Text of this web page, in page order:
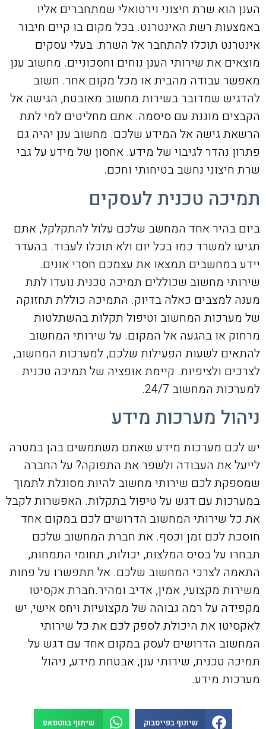
הענן הוא שרת חיצוני וירטואלי שמתחברים אליו
באמצעות רשת האינטרנט. בכל מקום בו קיים חיבור
אינטרנט תוכלו להתחבר אל השרת. בעלי עסקים
מוצאים את שירותי הענן נוחים וחסכוניים. מחשוב ענן
מאפשר עבודה מהבית או מכל מקום אחר. חשוב
להדגיש שמדובר בשירות מחשוב מאובטח, הגישה אל
הקבצים מוגנת עם סיסמה. אתם מחליטים למי לתת
הרשאת גישה אל המידע שלכם. מחשוב ענן יהיה גם
פתרון נהדר לגיבוי של מידע. אחסון של מידע על גבי
שרת חיצוני נחשב בטיחותי וחכם.
תמיכה טכנית לעסקים
ביום בהיר אחד המחשב שלכם עלול להתקלקל, אתם
תגיעו למשרד כמו בכל יום ולא תוכלו לעבוד. בהעדר
יידע במחשבים תמצאו את עצמכם חסרי אונים.
שירותי מחשוב שכוללים תמיכה טכנית נועדו לתת
מענה למצבים כאלה בדיוק. התמיכה כוללת תחזוקה
של מערכות המחשוב וטיפול תקלות בהשתלטות
מרחוק או בהגעה אל המקום. על שירותי המחשוב
להתאים לשעות הפעילות שלכם, למערכות המחשוב,
לצרכים ולציפיות. קיימת אופציה של תמיכה טכנית
למערכות המחשוב 24/7.
ניהול מערכות מידע
יש לכם מערכות מידע שאתם משתמשים בהן במטרה
לייעל את העבודה ולשפר את התפוקה? על החברה
שמספקת לכם שירותי מחשוב להיות מסוגלת לתמוך
במערכות עם דגש על טיפול בתקלות. האפשרות לקבל
את כל שירותי המחשוב הדרושים לכם במקום אחד
חוסכת לכם זמן וכסף. את חברת המחשוב שלכם
תבחרו על בסיס המלצות, יכולות, תחומי התמחות,
התאמה לצרכי המחשוב שלכם. אל תתפשרו על פחות
משירות מקצועי, אמין, אדיב ומהיר.חברת אקסיטו
מקפידה על רמה גבוהה של מקצועיות ויחס אישי, יש
לאקסיטו את היכולת לספק לכם את כל שירותי
המחשוב הדרושים לעסק במקום אחד עם דגש על
תמיכה טכנית, שירותי ענן, אבטחת מידע, ניהול
מערכות מידע.
שיתוף בפייסבוק שיתוף בווטסאפ